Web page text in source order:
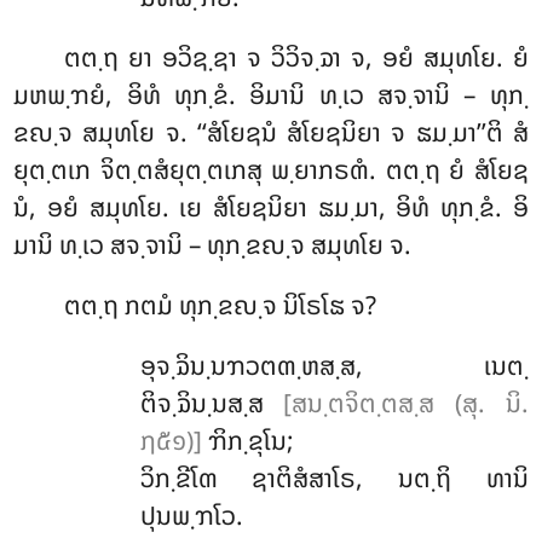
ຕຕ຺ຖ ຍາ ອວິຊ຺ຊາ ຈ ວິວິຈ຺ຉາ ຈ, ອຍໍ ສມຸທໂຍ. ຍໍ
ມຫພ຺ຠຍໍ, ອິທໍ ທຸກ຺ຂໍ. ອິມານິ ທ຺ເວ ສຈ຺ຈານິ – ທຸກ຺
ຂຎ຺ຈ ສມຸທໂຍ ຈ. ‘‘ສໍໂຍຊນໍ ສໍໂຍຊນິຍາ ຈ ຘມ຺ມາ’’ຕິ ສໍ
ຍຸຕ຺ຕເກ ຈິຕ຺ຕສໍຍຸຕ຺ຕເກສຸ ພ຺ຍາກຣຓໍ. ຕຕ຺ຖ ຍໍ ສໍໂຍຊ
ນໍ, ອຍໍ ສມຸທໂຍ. ເຍ ສໍໂຍຊນິຍາ ຘມ຺ມາ, ອິທໍ ທຸກ຺ຂໍ. ອິ
ມານິ ທ຺ເວ ສຈ຺ຈານິ – ທຸກ຺ຂຎ຺ຈ ສມຸທໂຍ ຈ.
ຕຕ຺ຖ ກຕມໍ ທຸກ຺ຂຎ຺ຈ ນິໂຣໂຘ ຈ?
ອຸຈ຺ຉິນ຺ນຠວຕຓ຺ຫສ຺ສ, ເນຕ຺
ຕິຈ຺ຉິນ຺ນສ຺ສ [ສນ຺ຕຈິຕ຺ຕສ຺ສ (ສຸ. ນິ.
໗໕໑)]ຠິກ຺ຂຸໂນ;
ວິກ຺ຂີໂຓ ຊາຕິສໍສາໂຣ, ນຕ຺ຖິ ທານິ
ປຸນພ຺ຠໂວ.